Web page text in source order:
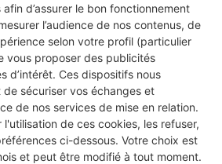
d’assurer le bon fonctionnement
l’audience de nos contenus, de
selon votre profil (particulier
vous proposer des publicités
d’intérêt. Ces dispositifs nous
sécuriser vos échanges et
de nos services de mise en relation.
de ces cookies, les refuser,
ci-dessous. Votre choix est
et peut être modifié à tout moment.